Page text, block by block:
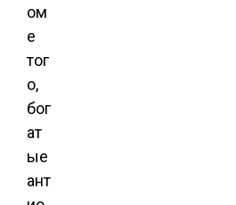
ом
е
тог
о,
бог
ат
ые
ант